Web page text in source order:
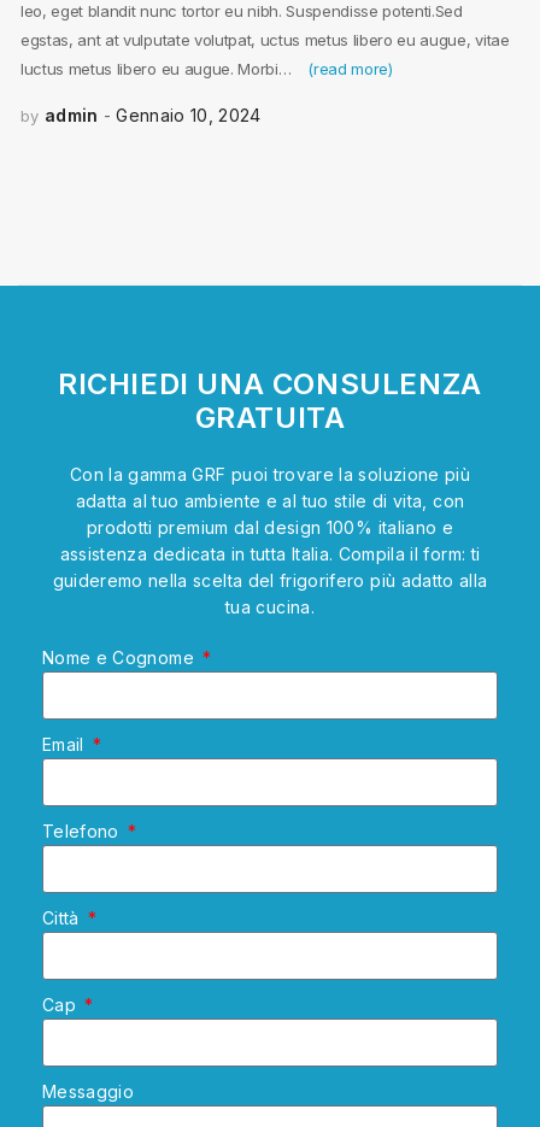
leo, eget blandit nunc tortor eu nibh. Suspendisse potenti.Sed
egstas, ant at vulputate volutpat, uctus metus libero eu augue, vitae
luctus metus libero eu augue. Morbi…
(read more)
by admin Gennaio 10, 2024
RICHIEDI UNA CONSULENZA
GRATUITA
Con la gamma GRF puoi trovare la soluzione più
adatta al tuo ambiente e al tuo stile di vita, con
prodotti premium dal design 100% italiano e
assistenza dedicata in tutta Italia. Compila il form: ti
guideremo nella scelta del frigorifero più adatto alla
tua cucina.
Nome e Cognome
Email
Telefono
Città
Cap
Messaggio